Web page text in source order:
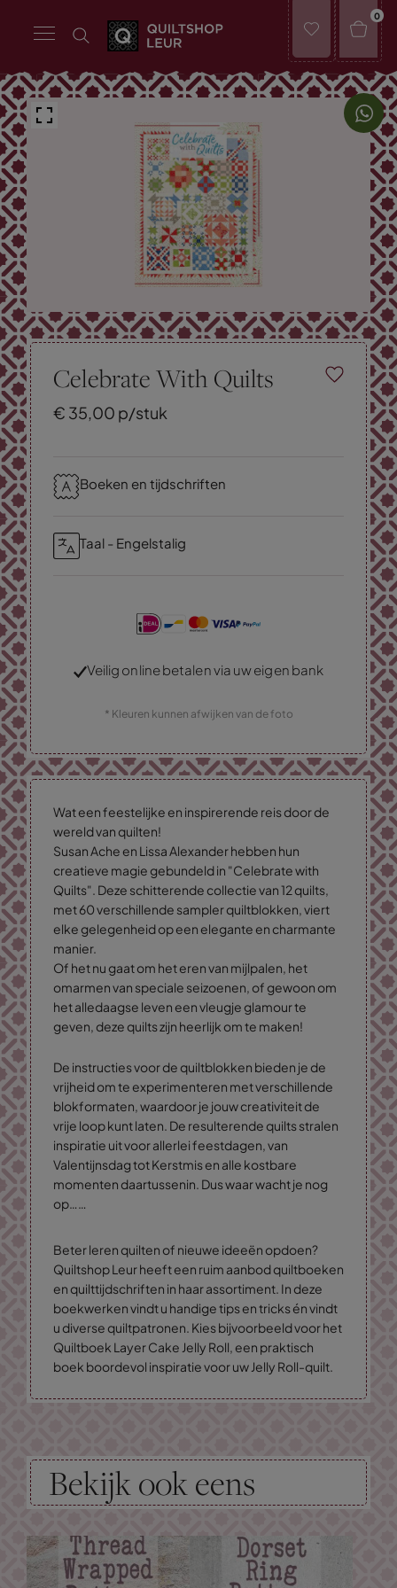
0
Celebrate With Quilts
€ 35,00 p/stuk
Boeken en tijdschriften
Taal - Engelstalig
Veilig online betalen via uw eigen bank
* Kleuren kunnen afwijken van de foto
Wat een feestelijke en inspirerende reis door de
wereld van quilten!
Susan Ache en Lissa Alexander hebben hun
creatieve magie gebundeld in "Celebrate with
Quilts". Deze schitterende collectie van 12 quilts,
met 60 verschillende sampler quiltblokken, viert
elke gelegenheid op een elegante en charmante
manier.
Of het nu gaat om het eren van mijlpalen, het
omarmen van speciale seizoenen, of gewoon om
het alledaagse leven een vleugje glamour te
geven, deze quilts zijn heerlijk om te maken!
De instructies voor de quiltblokken bieden je de
vrijheid om te experimenteren met verschillende
blokformaten, waardoor je jouw creativiteit de
vrije loop kunt laten. De resulterende quilts stralen
inspiratie uit voor allerlei feestdagen, van
Valentijnsdag tot Kerstmis en alle kostbare
momenten daartussenin. Dus waar wacht je nog
op……
Beter leren quilten of nieuwe ideeën opdoen?
Quiltshop Leur heeft een ruim aanbod quiltboeken
en quilttijdschriften in haar assortiment. In deze
boekwerken vindt u handige tips en tricks én vindt
u diverse quiltpatronen. Kies bijvoorbeeld voor het
Quiltboek Layer Cake Jelly Roll, een praktisch
boek boordevol inspiratie voor uw Jelly Roll-quilt.
Bekijk ook eens